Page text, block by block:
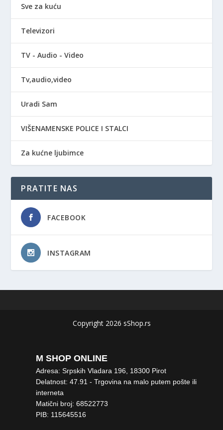
Sve za kuću
Televizori
TV - Audio - Video
Tv,audio,video
Uradi Sam
VIŠENAMENSKE POLICE I STALCI
Za kućne ljubimce
PRATITE NAS
FACEBOOK
INSTAGRAM
Copyright 2026 sShop.rs
M SHOP ONLINE
Adresa: Srpskih Vladara 196, 18300 Pirot
Delatnost: 47.91 - Trgovina na malo putem pošte ili
interneta
Matični broj: 68522773
PIB: 115645516